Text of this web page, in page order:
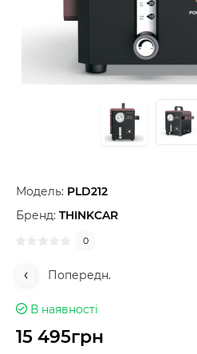
Модель: PLD212
Бренд: THINKCAR
0
Попередн.
В наявності
15 495грн